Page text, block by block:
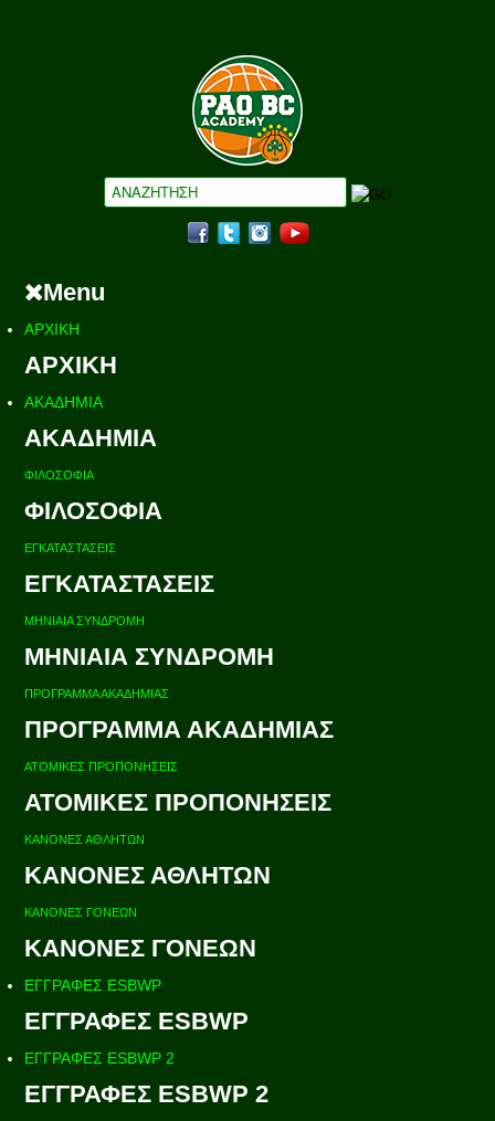
Menu
ΑΡΧΙΚΗ
ΑΡΧΙΚΗ
ΑΚΑΔΗΜΙΑ
ΑΚΑΔΗΜΙΑ
ΦΙΛΟΣΟΦΙΑ
ΦΙΛΟΣΟΦΙΑ
ΕΓΚΑΤΑΣΤΑΣΕΙΣ
ΕΓΚΑΤΑΣΤΑΣΕΙΣ
ΜΗΝΙΑΙΑ ΣΥΝΔΡΟΜΗ
ΜΗΝΙΑΙΑ ΣΥΝΔΡΟΜΗ
ΠΡΟΓΡΑΜΜΑ ΑΚΑΔΗΜΙΑΣ
ΠΡΟΓΡΑΜΜΑ ΑΚΑΔΗΜΙΑΣ
ΑΤΟΜΙΚΕΣ ΠΡΟΠΟΝΗΣΕΙΣ
ΑΤΟΜΙΚΕΣ ΠΡΟΠΟΝΗΣΕΙΣ
ΚΑΝΟΝΕΣ ΑΘΛΗΤΩΝ
ΚΑΝΟΝΕΣ ΑΘΛΗΤΩΝ
ΚΑΝΟΝΕΣ ΓΟΝΕΩΝ
ΚΑΝΟΝΕΣ ΓΟΝΕΩΝ
ΕΓΓΡΑΦΕΣ ESBWP
ΕΓΓΡΑΦΕΣ ESBWP
ΕΓΓΡΑΦΕΣ ESBWP 2
ΕΓΓΡΑΦΕΣ ESBWP 2